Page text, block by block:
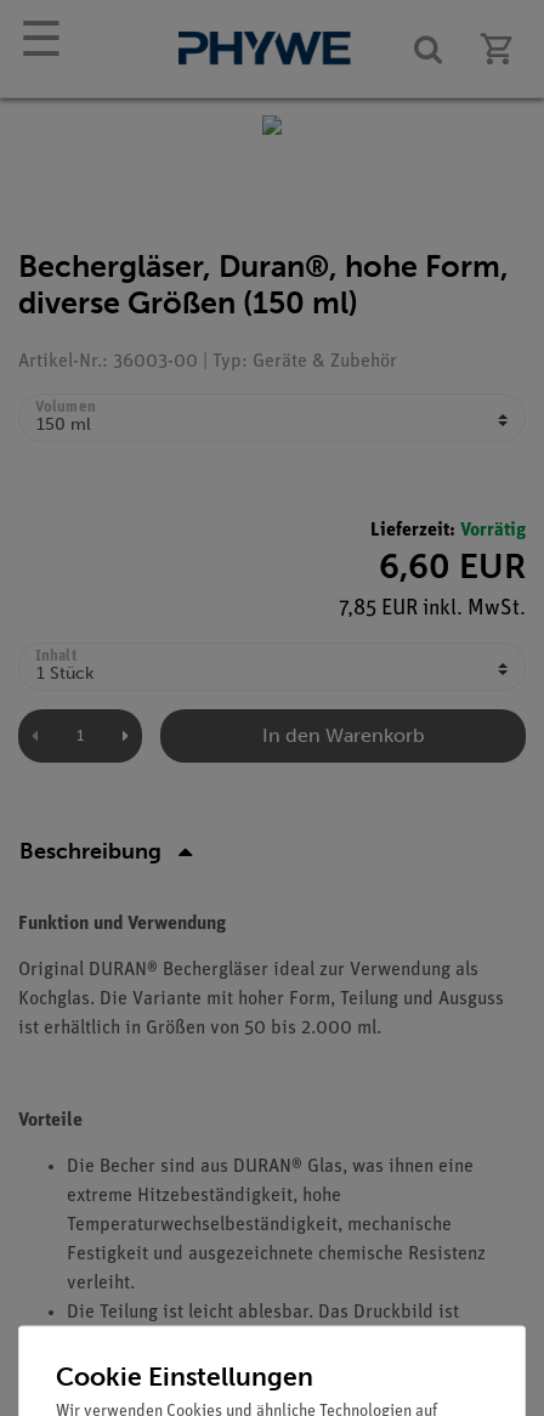
☰
Bechergläser, Duran®, hohe Form,
diverse Größen (150 ml)
Artikel-Nr.: 36003-00 | Typ: Geräte & Zubehör
Volumen
Lieferzeit: Vorrätig
6,60 EUR
7,85 EUR inkl. MwSt.
Inhalt
In den Warenkorb
Beschreibung
Funktion und Verwendung
Original DURAN® Bechergläser ideal zur Verwendung als
Kochglas. Die Variante mit hoher Form, Teilung und Ausguss
ist erhältlich in Größen von 50 bis 2.000 ml.
Vorteile
Die Becher sind aus DURAN® Glas, was ihnen eine
extreme Hitzebeständigkeit, hohe
Temperaturwechselbeständigkeit, mechanische
Festigkeit und ausgezeichnete chemische Resistenz
verleiht.
Die Teilung ist leicht ablesbar. Das Druckbild ist
Cookie Einstellungen
Wir verwenden Cookies und ähnliche Technologien auf